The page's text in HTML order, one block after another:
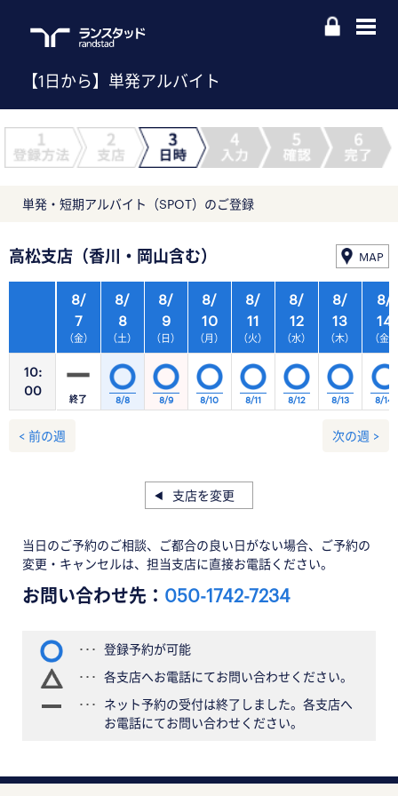
【1日から】単発アルバイト
単発・短期アルバイト（SPOT）のご登録
高松支店（香川・岡山含む） MAP
10:
00
8/
7
（金）
8/
8
（土）
8/
9
（日）
8/
10
（月）
8/
11
（火）
8/
12
（水）
8/
13
（木）
終了 8/8 8/9 8/10 8/11 8/12 8/13
8/
14
（金）
8/14
< 前の週 次の週 >
支店を変更
当日のご予約のご相談、ご都合の良い日がない場合、ご予約の
変更・キャンセルは、担当支店に直接お電話ください。
お問い合わせ先： 050-1742-7234
登録予約が可能
各支店へお電話にてお問い合わせください。
ネット予約の受付は終了しました。各支店へ
お電話にてお問い合わせください。